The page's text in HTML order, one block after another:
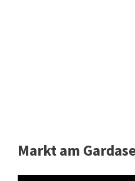
Markt am